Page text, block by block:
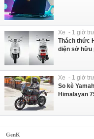
Xe - 1 giờ
Thách thức
diện sở hữu
Xe - 1 giờ
So kè
Himalayan
GenK